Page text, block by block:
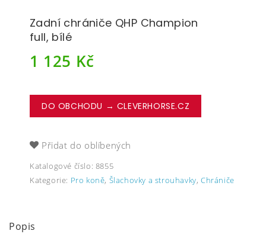
Zadní chrániče QHP Champion
full, bílé
1 125 Kč
DO OBCHODU → CLEVERHORSE.CZ
Přidat do oblíbených
Katalogové číslo: 8855
Kategorie: Pro koně, Šlachovky a strouhavky,Chrániče
Popis